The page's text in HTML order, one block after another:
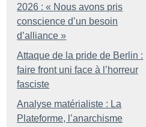
2026 : « Nous avons pris
conscience d’un besoin
d’alliance »
Attaque de la pride de Berlin :
faire front uni face à l’horreur
fasciste
Analyse matérialiste : La
Plateforme, l’anarchisme